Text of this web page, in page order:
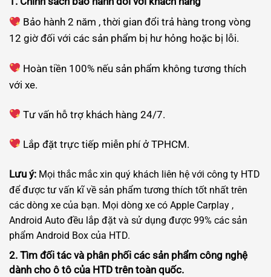
Bảo hành 2 năm , thời gian đổi trả hàng trong vòng
12 giờ đối với các sản phẩm bị hư hỏng hoặc bị lỗi.
Hoàn tiền 100% nếu sản phẩm không tương thích
với xe.
Tư vấn hỗ trợ khách hàng 24/7.
Lắp đặt trực tiếp miễn phí ở TPHCM.
Lưu ý: Mọi thắc mắc xin quý khách liên hệ với công ty HTD
để được tư vấn kĩ về sản phẩm tương thích tốt nhất trên
các dòng xe của bạn. Mọi dòng xe có Apple Carplay ,
Android Auto đều lắp đặt và sử dụng được 99% các sản
phẩm Android Box của HTD.
2. Tìm đối tác và phân phối các sản phẩm công nghệ
dành cho ô tô của HTD trên toàn quốc.